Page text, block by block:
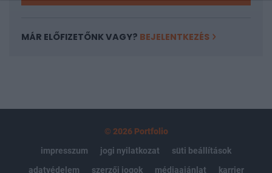
MÁR ELŐFIZETŐNK VAGY? BEJELENTKEZÉS
© 2026 Portfolio
impresszum
jogi nyilatkozat
süti beállítások
adatvédelem
szerzői jogok médiaajánlat karrier